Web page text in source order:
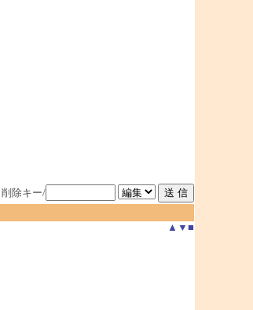
削除キー/
▲ ▼ ■